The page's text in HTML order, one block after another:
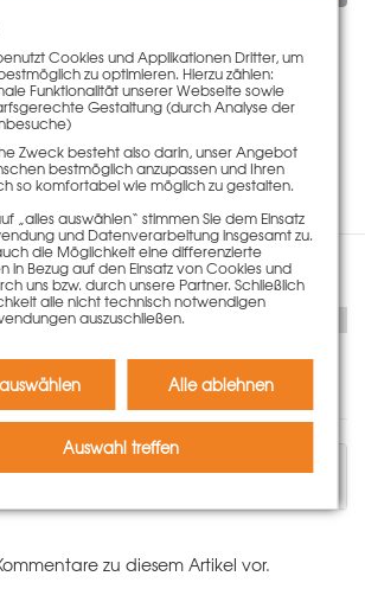
schreiben
angemeldet sein, um einen
zu diesem Artikel vor.
Cookies und Applikationen Dritter, um
zu optimieren. Hierzu zählen:
Funktionalität unserer Webseite sowie
Gestaltung (durch Analyse der
Zweck besteht also darin, unser Angebot
bestmöglich anzupassen und Ihren
so komfortabel wie möglich zu gestalten.
„alles auswählen“ stimmen Sie dem Einsatz
und Datenverarbeitung insgesamt zu.
die Möglichkeit eine differenzierte
in Bezug auf den Einsatz von Cookies und
uns bzw. durch unsere Partner. Schließlich
alle nicht technisch notwendigen
auszuschließen.
Alle ablehnen
Auswahl treffen